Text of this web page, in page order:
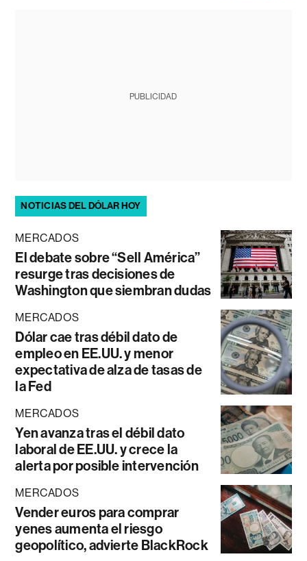
PUBLICIDAD
NOTICIAS DEL DÓLAR HOY
MERCADOS
El debate sobre “Sell América”
resurge tras decisiones de
Washington que siembran dudas
MERCADOS
Dólar cae tras débil dato de
empleo en EE.UU. y menor
expectativa de alza de tasas de
la Fed
MERCADOS
Yen avanza tras el débil dato
laboral de EE.UU. y crece la
alerta por posible intervención
MERCADOS
Vender euros para comprar
yenes aumenta el riesgo
geopolítico, advierte BlackRock